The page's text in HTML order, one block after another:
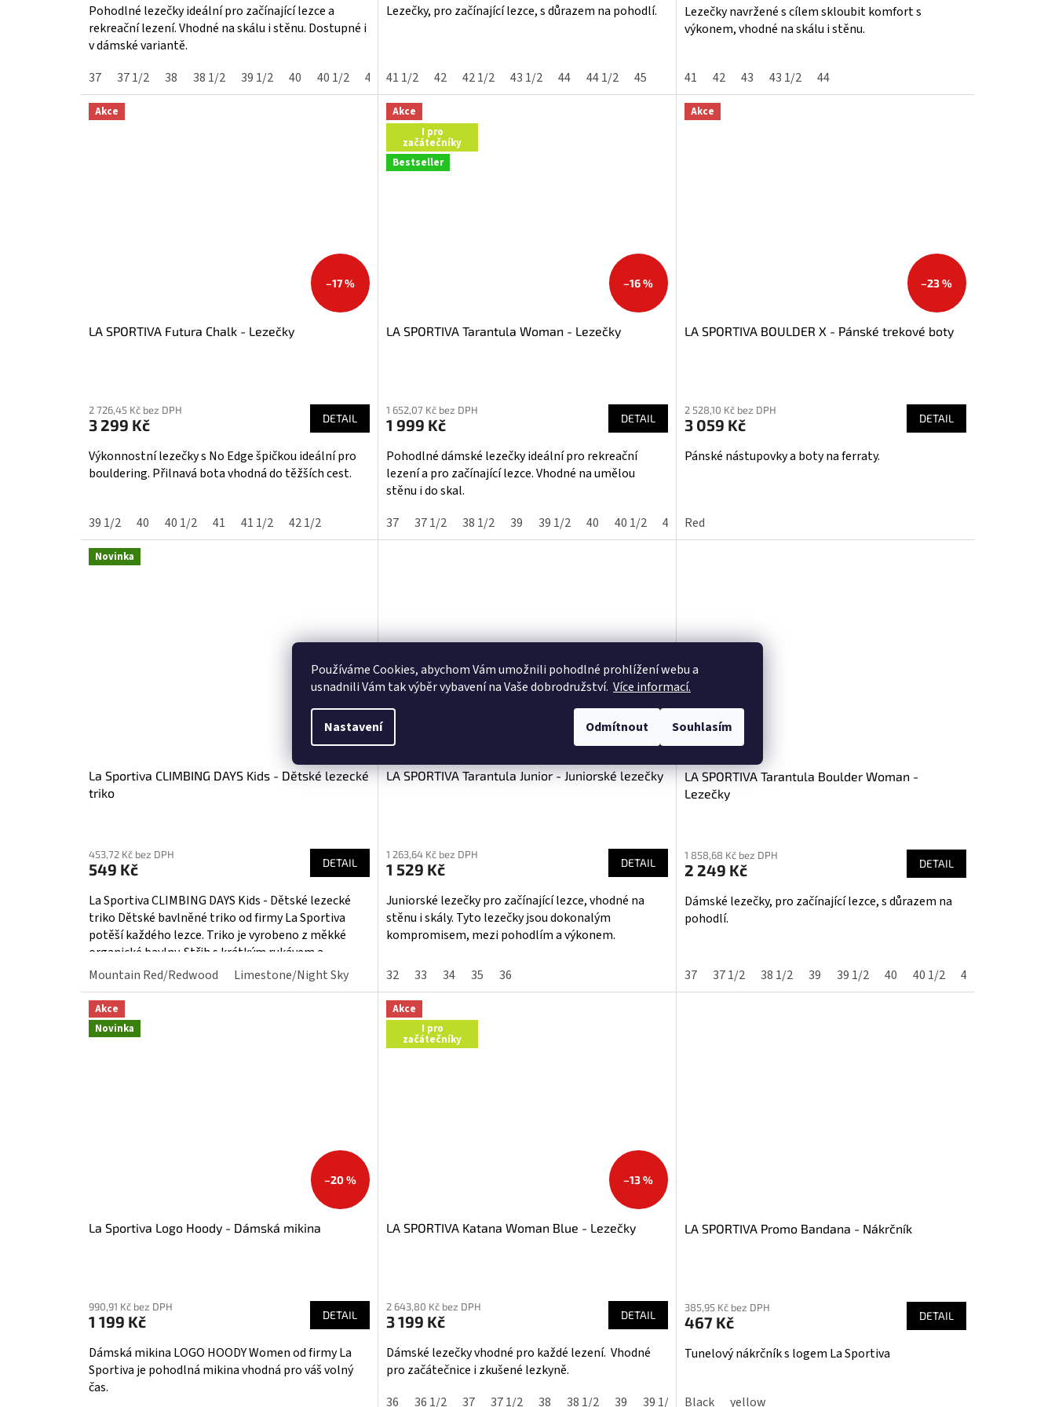
Používáme Cookies, abychom Vámumožnili pohodlné prohlížení webu a
usnadnili Vám tak výběr vybavení na Vaše dobrodružství. Více informací.
Nastavení Odmítnout Souhlasím
4,3
z
5
Pohodlné lezečky ideální pro začínající lezce a
rekreační lezení. Vhodné na skálu i stěnu. Dostupné i
v dámské variantě.
37
37 1/2 38 38 1/2 39 1/2 40 40 1/2 41 41 1/2 42 1/2 43 43 1/2 44
5,0
Lezečky, pro začínající lezce, s důrazem na pohodlí.
41 1/2 42 42 1/2 43 1/2 44 44 1/2 45
5,0
z
Lezečky navržené s cílem skloubit komfort s
výkonem, vhodné na skálu i stěnu.
41 42 43 43 1/2 44
Akce
–17 %
LA SPORTIVA Futura Chalk - Lezečky
produktu
je
5,0
z
2 726,45 Kč bez DPH
3 299 Kč DETAIL
Výkonnostní lezečky s No Edge špičkou ideální pro
bouldering. Přilnavá bota vhodná do těžších cest.
39 1/2 40 40 1/2 41 41 1/2 42 1/2
Akce
I pro
začátečníky
Bestseller
–16 %
LA SPORTIVA Tarantula Woman - Lezečky
produktu
je
4,4
z
5
1 652,07 Kč bez DPH
1 999 Kč DETAIL
Pohodlné dámské lezečky ideální pro rekreační
lezení a pro začínající lezce. Vhodné na umělou
stěnu i do skal.
37
37 1/2 38 1/2 39 39 1/2 40 40 1/2 41 41 1/2
Akce
–23 %
LA SPORTIVA BOULDER X - Pánské trekové boty
2 528,10 Kč bez DPH
3 059 Kč DETAIL
Pánské nástupovky a boty na ferraty.
Red
Novinka
La Sportiva CLIMBING DAYS Kids - Dětské lezecké
triko
453,72 Kč bez DPH
549 Kč DETAIL
La Sportiva CLIMBING DAYS Kids - Dětské lezecké
triko Dětské bavlněné triko od firmy La Sportiva
potěší každého lezce. Triko je vyrobeno z měkké
organické bavlny. Střih s krátkým rukávem a
kulatým...
Mountain Red/Redwood Limestone/Night Sky
LA SPORTIVA Tarantula Junior - Juniorské lezečky
produktu
je
5,0
z
5
1 263,64 Kč bez DPH
1 529 Kč DETAIL
Juniorské lezečky pro začínající lezce, vhodné na
stěnu i skály. Tyto lezečky jsou dokonalým
kompromisem, mezi pohodlím a výkonem.
32 33 34 35 36
LA SPORTIVA Tarantula Boulder Woman -
Lezečky
produktu
je
5,0
z
1 858,68 Kč bez DPH
2 249 Kč DETAIL
Dámské lezečky, pro začínající lezce, s důrazem na
pohodlí.
37 37 1/2 38 1/2 39 39 1/2 40 40 1/2 41
Akce
Novinka
–20 %
La Sportiva Logo Hoody - Dámská mikina
990,91 Kč bez DPH
1 199 Kč DETAIL
Dámská mikina LOGO HOODY Women od firmy La
Sportiva je pohodlná mikina vhodná pro váš volný
čas.
Akce
I pro
začátečníky
–13 %
LA SPORTIVA Katana Woman Blue - Lezečky
2 643,80 Kč bez DPH
3 199 Kč DETAIL
Dámské lezečky vhodné pro každé lezení. Vhodné
pro začátečnice i zkušené lezkyně.
36
36 1/2 37 37 1/2 38 38 1/2 39 39 1/2 40 40 1/2
LA SPORTIVA Promo Bandana - Nákrčník
produktu
je
5,0
hvězdiček.
385,95 Kč bez DPH
467 Kč DETAIL
Tunelový nákrčník s logem La Sportiva
Black yellow